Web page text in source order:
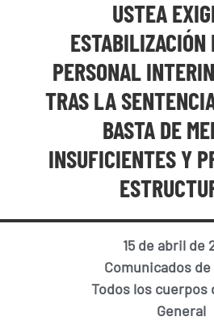
USTEA
ESTABILIZACIÓN
PERSONAL
TRAS LA
BASTA DE
INSUFICIENTES Y
15 de abril de
Comunicados de
Todos los cuerpos
General